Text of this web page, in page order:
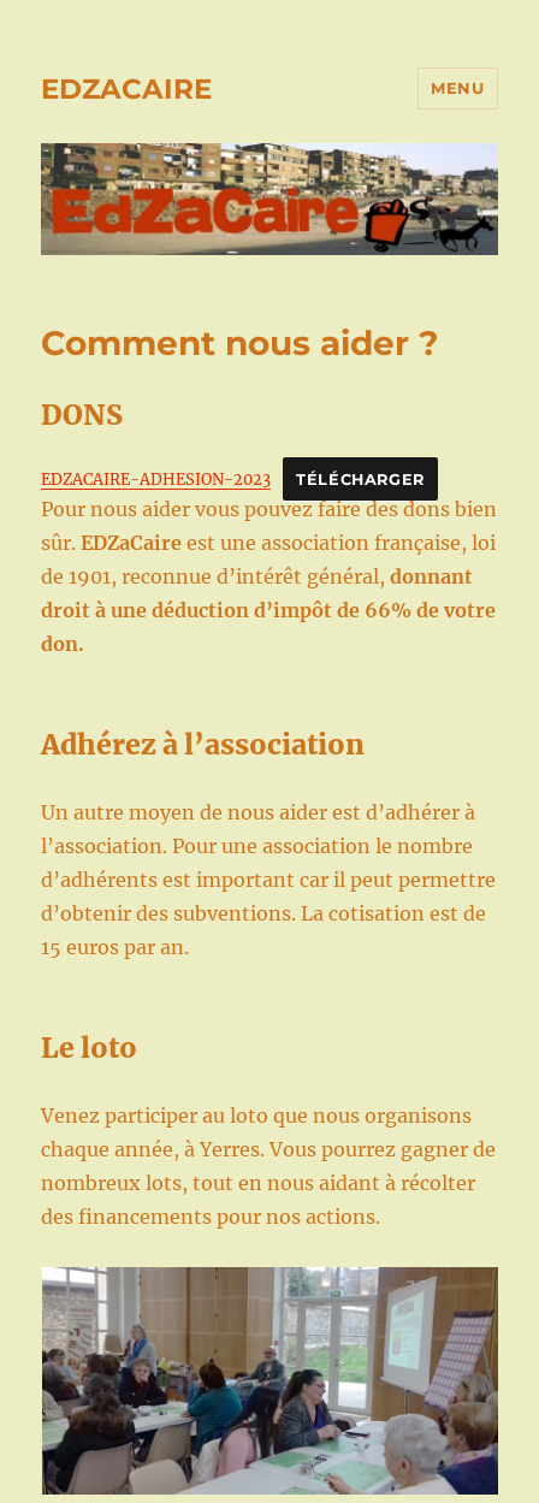
EDZACAIRE MENU
Comment nous aider ?
DONS
EDZACAIRE-ADHESION-2023 TÉLÉCHARGER
Pour nous aider vous pouvez faire des dons bien
sûr.EDZaCaire est une association française, loi
de 1901, reconnue d’intérêt général,donnant
droit à une déduction d’impôt de 66% de votre
don.
Adhérez à l’association
Un autre moyen de nous aider est d’adhérer à
l’association. Pour une association le nombre
d’adhérents est important car il peut permettre
d’obtenir des subventions. La cotisation est de
15 euros par an.
Le loto
Venez participer au loto que nous organisons
chaque année, à Yerres. Vous pourrez gagner de
nombreux lots, tout en nous aidant à récolter
des financements pour nos actions.